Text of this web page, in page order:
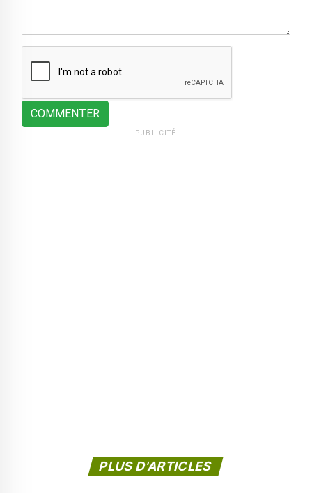
COMMENTER
PUBLICITÉ
PLUS D'ARTICLES